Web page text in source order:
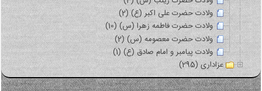
ولادت حضرت علی اکبر (ع) (2)
ولادت حضرت فاطمه زهرا (س) (10)
ولادت حضرت معصومه (س) (2)
ولادت پیامبر و امام صادق (ع) (1)
عزاداری (295)